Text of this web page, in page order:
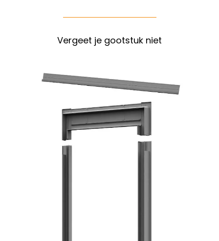
Vergeet je gootstuk niet